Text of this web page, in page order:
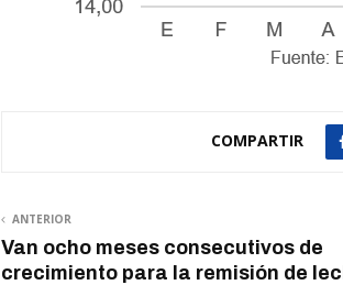
COMPARTIR
ANTERIOR
Van ocho meses consecutivos de
crecimiento para la remisión de